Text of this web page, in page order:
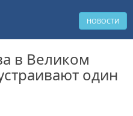
НОВОСТИ
в Великом
один